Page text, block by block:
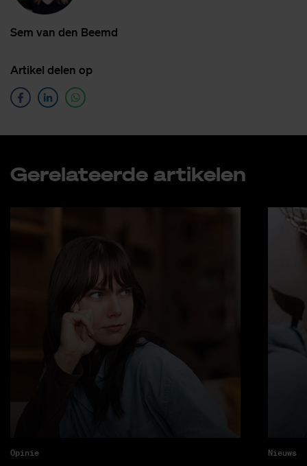
Sem van den Beemd
Ar­ti­kel de­len op
Ge­re­la­teer­de ar­ti­ke­len
Opinie Nieuws